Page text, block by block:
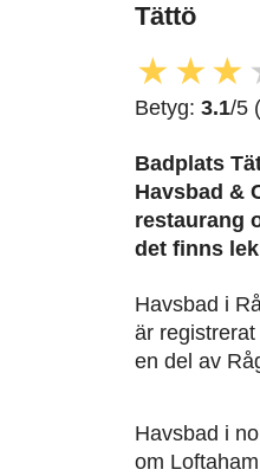
Tättö
★ ★★
Betyg: 3.1/5
Badplats
Havsbad &
restaurang
det finns
Havsbad i
är
en del av
Havsbad i
om